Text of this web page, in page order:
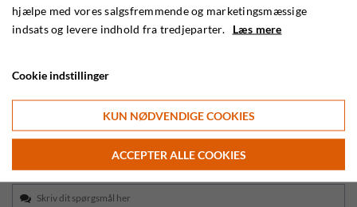
Kundeservice
56 36 25 45
hjælpe med vores salgsfremmende og marketingsmæssige
indsats og levere indhold fra tredjeparter. Læs mere
Cookie indstillinger
KUN NØDVENDIGE COOKIES
ACCEPTER ALLE COOKIES